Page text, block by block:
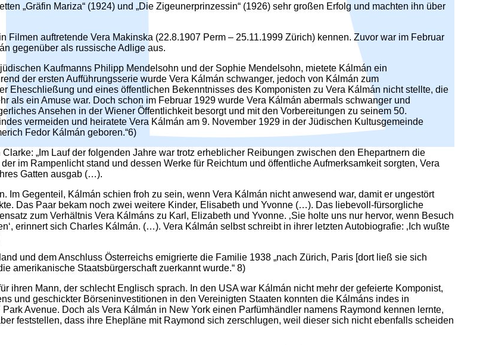
„Gräfin Mariza“ (1924) und „Die Zigeunerprinzessin“ (1926) sehr großen Erfolg und machten ihn über
auftretende Vera Makinska (22.8.1907 Perm – 25.11.1999 Zürich) kennen. Zuvor war im Februar
gegenüber als russische Adlige aus.
Kaufmanns Philipp Mendelsohn und der Sophie Mendelsohn, mietete Kálmán ein
der ersten Aufführungsserie wurde Vera Kálmán schwanger, jedoch von Kálmán zum
Eheschließung und eines öffentlichen Bekenntnisses des Komponisten zu Vera Kálmán nicht stellte, die
als ein Amuse war. Doch schon im Februar 1929 wurde Vera Kálmán abermals schwanger und
Ansehen in der Wiener Öffentlichkeit besorgt und mit den Vorbereitungen zu seinem 50.
vermeiden und heiratete Vera Kálmán am 9. November 1929 in der Jüdischen Kultusgemeinde
Fedor Kálmán geboren.“6)
„Im Lauf der folgenden Jahre war trotz erheblicher Reibungen zwischen den Ehepartnern die
im Rampenlicht stand und dessen Werke für Reichtum und öffentliche Aufmerksamkeit sorgten, Vera
Gatten ausgab (…).
Im Gegenteil, Kálmán schien froh zu sein, wenn Vera Kálmán nicht anwesend war, damit er ungestört
Das Paar bekam noch zwei weitere Kinder, Elisabeth und Yvonne (…). Das liebevoll-fürsorgliche
zum Verhältnis Vera Kálmáns zu Karl, Elizabeth und Yvonne. ‚Sie holte uns nur hervor, wenn Besuch
erinnert sich Charles Kálmán. (…). Vera Kálmán selbst schreibt in ihrer letzten Autobiografie: ‚Ich wußte
und dem Anschluss Österreichs emigrierte die Familie 1938 „nach Zürich, Paris [dort ließ sie sich
amerikanische Staatsbürgerschaft zuerkannt wurde.“ 8)
ihren Mann, der schlecht Englisch sprach. In den USA war Kálmán nicht mehr der gefeierte Komponist,
und geschickter Börseninvestitionen in den Vereinigten Staaten konnten die Kálmáns indes in
Avenue. Doch als Vera Kálmán in New York einen Parfümhändler namens Raymond kennen lernte,
feststellen, dass ihre Ehepläne mit Raymond sich zerschlugen, weil dieser sich nicht ebenfalls scheiden